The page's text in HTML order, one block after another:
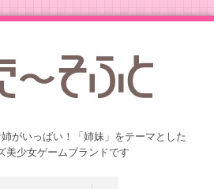
がいっぱい！「姉妹」をテーマとした
美少女ゲームブランドです